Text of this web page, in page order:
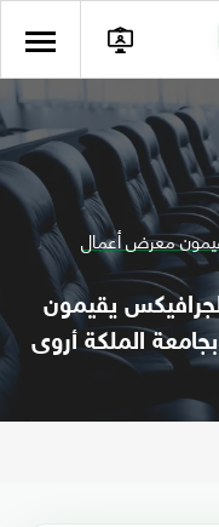
معرض أعمال
يقيمون
الملكة أروى